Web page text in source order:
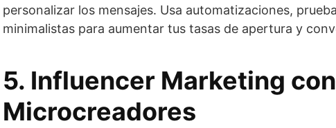
personalizar los mensajes. Usa automatizaciones,
minimalistas para aumentar tus tasas de apertura y
5. Influencer Marketing con
Microcreadores